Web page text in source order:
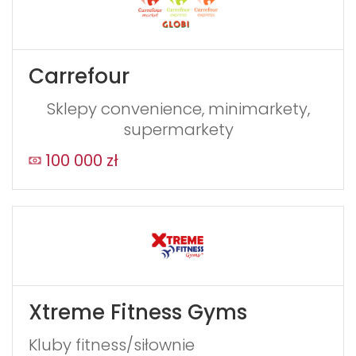
see
this,
field
Carrefour
Sklepy convenience, minimarkety,
supermarkety
100 000 zł
Xtreme Fitness Gyms
Kluby fitness/siłownie